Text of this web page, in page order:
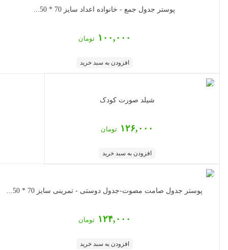
پوستر جدول جمع - خانواده اعداد سایز 70 * 50...
۱۰۰,۰۰۰ تومان
افزودن به سبد خرید
شیلد صورت کودک
۱۲۶,۰۰۰تومان
افزودن به سبد خرید
پوستر جدول صامت مصوت-جدول دوستی - تمرینی سایز 70 * 50...
۱۲۴,۰۰۰تومان
افزودن به سبد خرید